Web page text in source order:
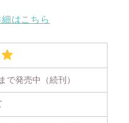
はこちら
で発売中（続刊）